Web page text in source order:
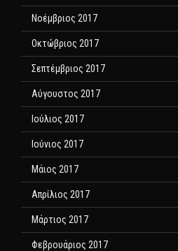
Νοέμβριος 2017
Οκτώβριος 2017
Σεπτέμβριος 2017
Αύγουστος 2017
Ιούλιος 2017
Ιούνιος 2017
Μάιος 2017
Απρίλιος 2017
Μάρτιος 2017
Φεβρουάριος 2017